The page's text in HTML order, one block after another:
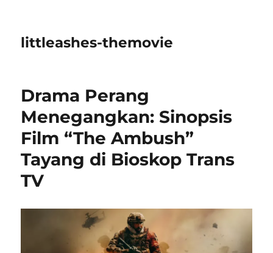
littleashes-themovie
Drama Perang
Menegangkan: Sinopsis
Film “The Ambush”
Tayang di Bioskop Trans
TV